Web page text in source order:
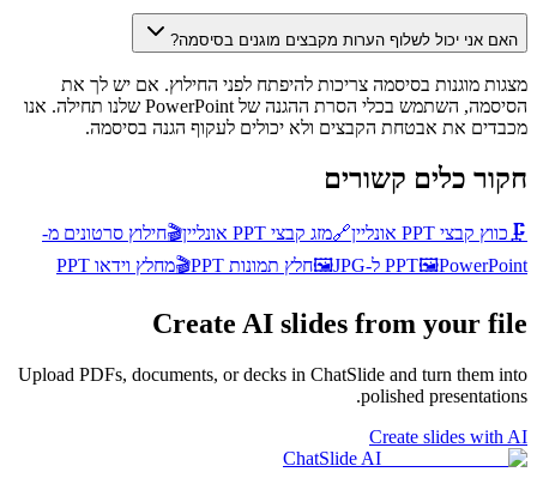
האם אני יכול לשלוף הערות מקבצים מוגנים בסיסמה?
מצגות מוגנות בסיסמה צריכות להיפתח לפני החילוץ. אם יש לך את
הסיסמה, השתמש בכלי הסרת ההגנה של PowerPoint שלנו תחילה. אנו
מכבדים את אבטחת הקבצים ולא יכולים לעקוף הגנה בסיסמה.
חקור כלים קשורים
🗜️ כווץ קבצי PPT אונליין 🔗מזג קבצי PPT אונליין 🎬חילוץ סרטונים מ-
PPT🖼️PowerPoint ל-JPG 🖼️חלץ תמונות PPT 🎬מחלץ וידאו PPT
Create AI slides from your file
Upload PDFs, documents, or decks in ChatSlide and turn them into
polished presentations.
Create slides with AI
ChatSlide AI